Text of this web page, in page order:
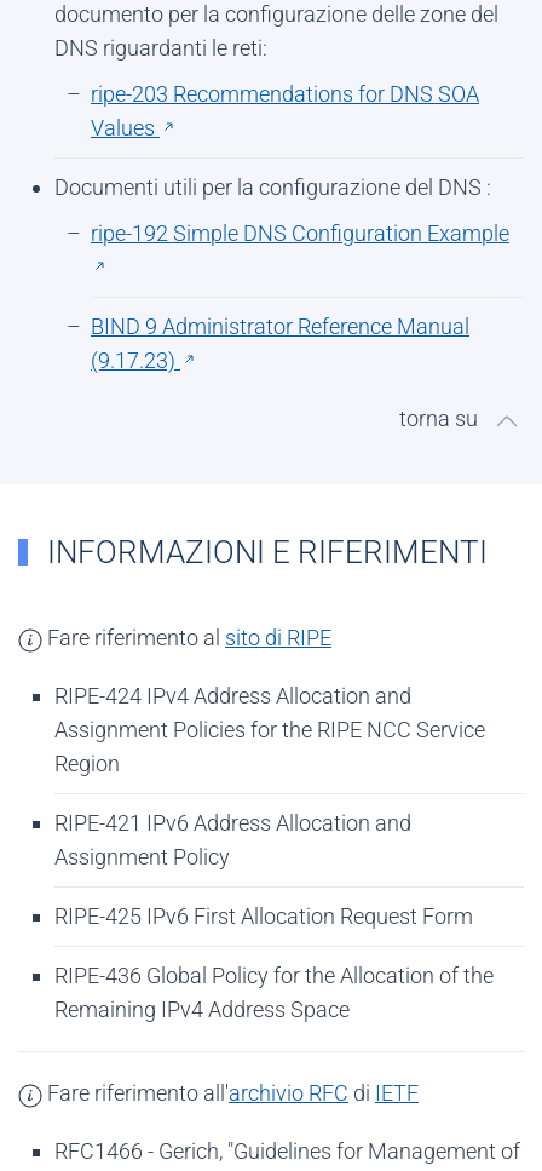
documento per la configurazione delle zone del
DNS riguardanti le reti:
ripe-203 Recommendations for DNS SOA
Values
Documenti utili per la configurazione del DNS :
ripe-192 Simple DNS Configuration Example
BIND 9 Administrator Reference Manual
(9.17.23)
torna su
INFORMAZIONI E RIFERIMENTI
Fare riferimento al sito di RIPE
RIPE-424 IPv4 Address Allocation and
Assignment Policies for the RIPE NCC Service
Region
RIPE-421 IPv6 Address Allocation and
Assignment Policy
RIPE-425 IPv6 First Allocation Request Form
RIPE-436 Global Policy for the Allocation of the
Remaining IPv4 Address Space
Fare riferimento all'archivio RFC di IETF
RFC1466 - Gerich, "Guidelines for Management of